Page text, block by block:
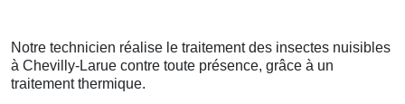
Notre technicien réalise le traitement des insectes nuisibles
à Chevilly-Larue contre toute présence, grâce à un
traitement thermique.